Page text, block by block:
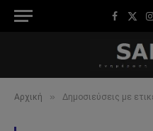
X
Αρχική » Δημοσιεύσεις με